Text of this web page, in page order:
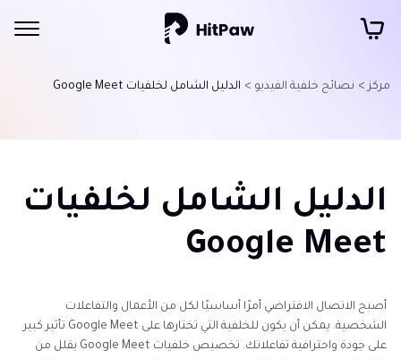
مركز > نصائح خلفية الفيديو > الدليل الشامل لخلفيات Google Meet
الدليل الشامل لخلفيات
Google Meet
أصبح الاتصال الافتراضي أمرًا أساسيًا لكل من الأعمال والتفاعلات
الشخصية. يمكن أن يكون للخلفية التي تختارها على Google Meet تأثير كبير
على جودة واحترافية تفاعلاتك. تخصيص خلفيات Google Meet يقلل من